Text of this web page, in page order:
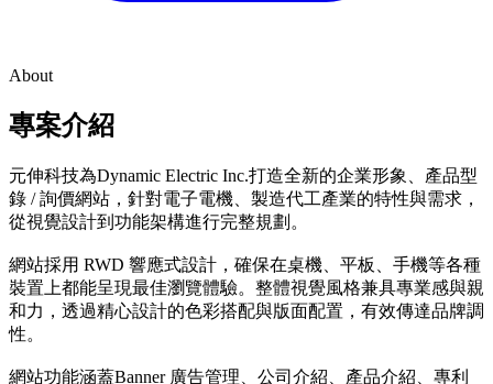
About
專案介紹
元伸科技為Dynamic Electric Inc.打造全新的企業形象、產品型
錄 / 詢價網站，針對電子電機、製造代工產業的特性與需求，
從視覺設計到功能架構進行完整規劃。
網站採用 RWD 響應式設計，確保在桌機、平板、手機等各種
裝置上都能呈現最佳瀏覽體驗。整體視覺風格兼具專業感與親
和力，透過精心設計的色彩搭配與版面配置，有效傳達品牌調
性。
網站功能涵蓋Banner 廣告管理、公司介紹、產品介紹、專利